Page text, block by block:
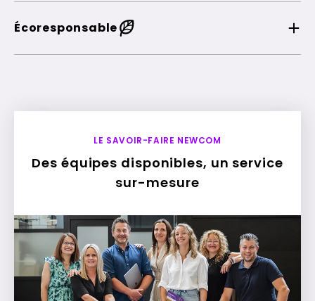
Écoresponsable
LE SAVOIR-FAIRE NEWCOM
Des équipes disponibles, un service
sur-mesure